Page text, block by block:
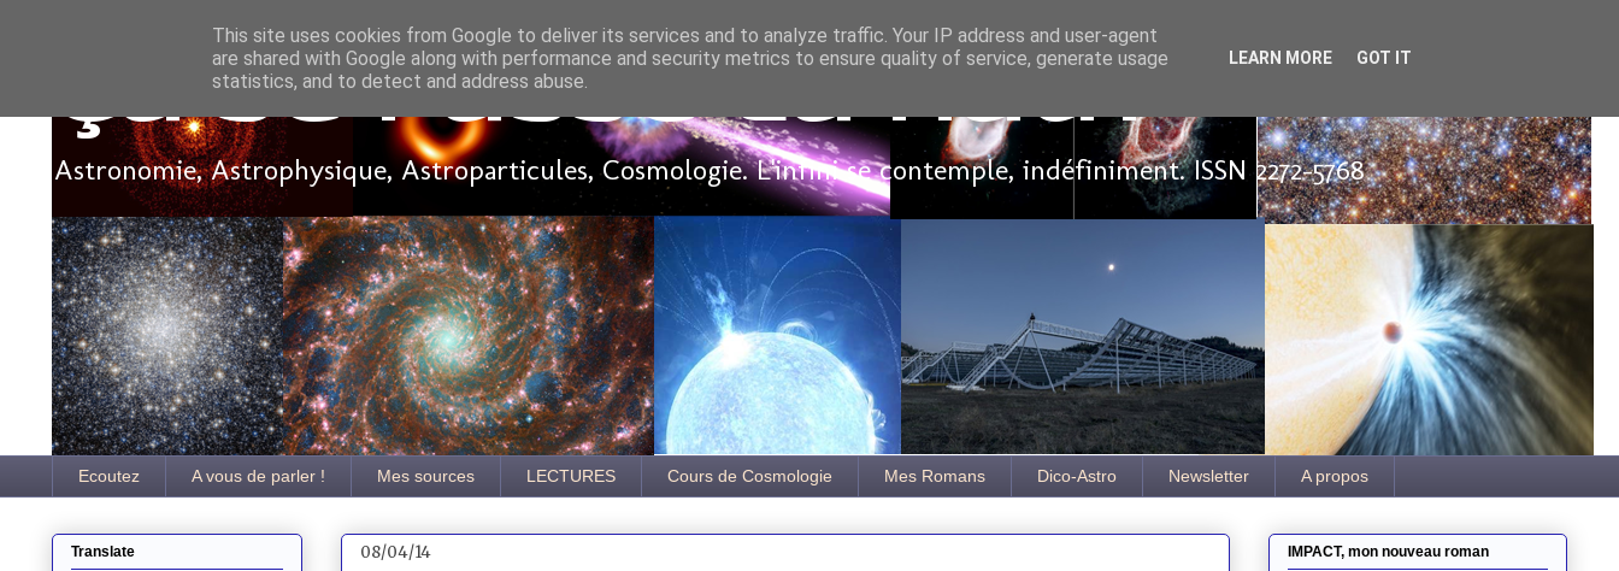
Ça se passe là haut
Astronomie, Astrophysique, Astroparticules, Cosmologie. L'infini se contemple, indéfiniment. ISSN 2272-5768
Ecoutez A vous de parler ! Mes sources LECTURES Cours de Cosmologie Mes Romans Dico-Astro Newsletter A propos
08/04/14
Translate IMPACT, mon nouveau roman
This site uses cookies from Google to deliver its services and to analyze traffic. Your IP address and user-agent
are shared with Google along with performance and security metrics to ensure quality of service, generate usage
statistics, and to detect and address abuse.
LEARN MORE GOT IT